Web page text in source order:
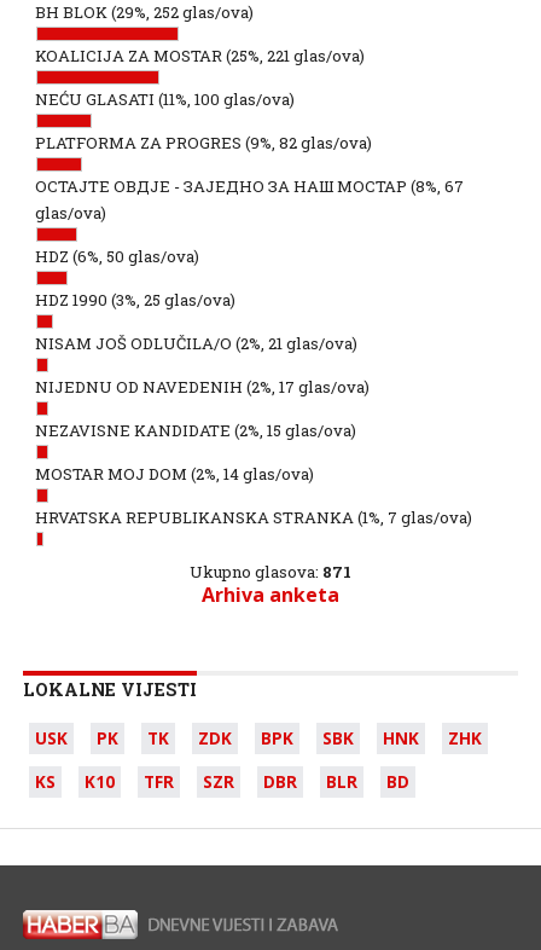
BH BLOK(29%, 252 glas/ova)
KOALICIJA ZA MOSTAR(25%, 221 glas/ova)
NEĆU GLASATI (11%, 100 glas/ova)
PLATFORMA ZA PROGRES (9%, 82 glas/ova)
ОСТАЈТЕ ОВДЈЕ - ЗАЈЕДНО ЗА НАШ МОСТАР (8%, 67
glas/ova)
HDZ (6%, 50 glas/ova)
HDZ 1990 (3%, 25 glas/ova)
NISAM JOŠ ODLUČILA/O (2%, 21 glas/ova)
NIJEDNU OD NAVEDENIH (2%, 17 glas/ova)
NEZAVISNE KANDIDATE (2%, 15 glas/ova)
MOSTAR MOJ DOM (2%, 14 glas/ova)
HRVATSKA REPUBLIKANSKA STRANKA(1%, 7 glas/ova)
Ukupno glasova: 871
Arhiva anketa
LOKALNE VIJESTI
USK PK TK ZDK BPK SBK HNK
ZHK
KS
K10 TFR SZR DBR BLR BD